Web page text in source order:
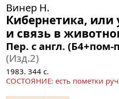
Винер Н.
Кибернетика, или
и связь в
Пер. с англ. (Б4+пом-
(Изд.2)
1983. 344 с.
СОСТОЯНИЕ: есть пометки